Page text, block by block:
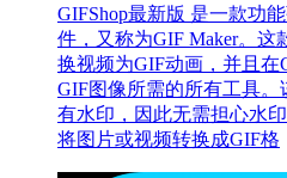
GIFShop最新版 是一款功
件，又称为GIF Maker。
换视频为GIF动画，并且在
GIF图像所需的所有工具
有水印，因此无需担心水
将图片或视频转换成GIF格